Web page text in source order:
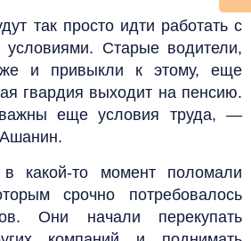
так просто идти работать с
условиями. Старые водители,
и привыкли к этому, еще
гвардия выходит на пенсию.
еще условия труда, —
какой-то момент поломали
срочно потребовалось
Они начали перекупать